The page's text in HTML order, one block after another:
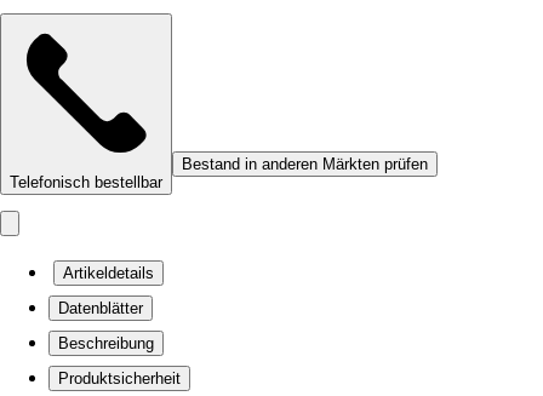
Telefonisch bestellbar
Bestand in anderen Märkten prüfen
Artikeldetails
Datenblätter
Beschreibung
Produktsicherheit